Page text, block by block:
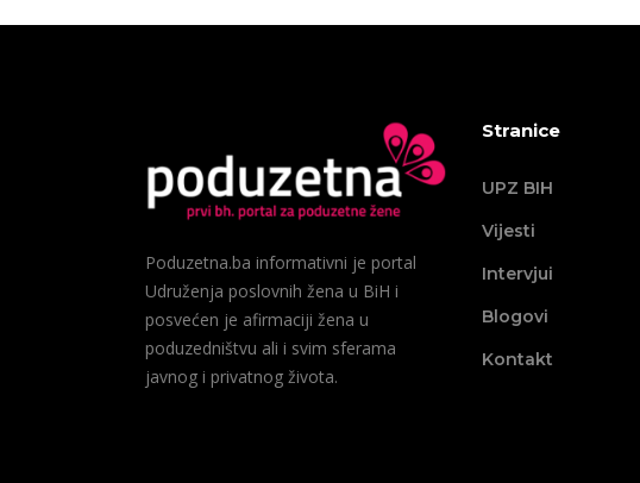
Poduzetna.ba informativni je portal
Udruženja poslovnih žena u BiH i
posvećen je afirmaciji žena u
poduzedništvu ali i svim sferama
javnog i privatnog života.
Stranice
UPZ BIH
Vijesti
Intervjui
Blogovi
Kontakt